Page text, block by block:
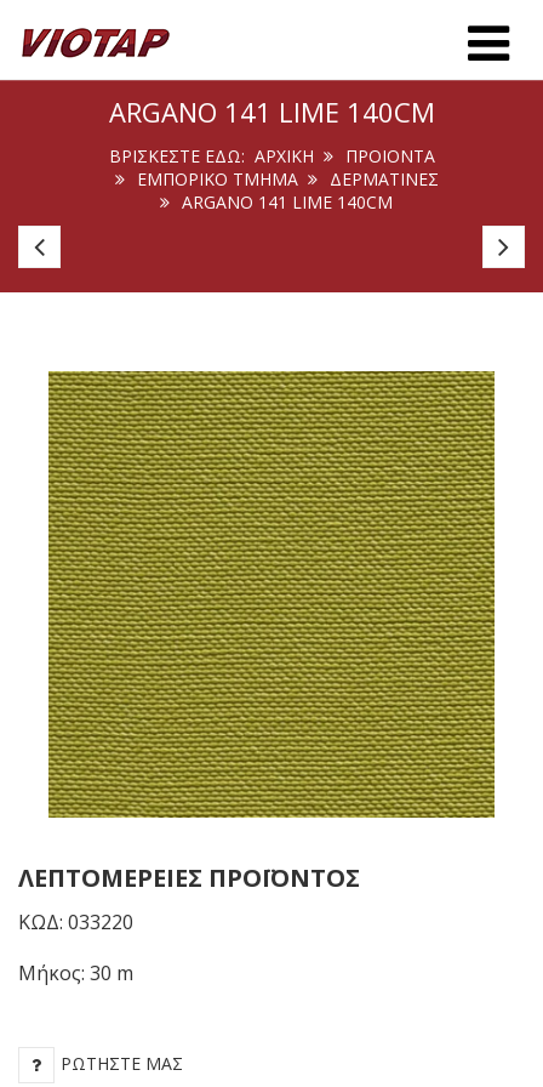
Toggle
ARGANO 141 LIME 140CM
ΒΡΊΣΚΕΣΤΕ ΕΔΏ: ΑΡΧΙΚΉ
ΠΡΟΙΟΝΤΑ
ΕΜΠΟΡΙΚΟ ΤΜΗΜΑ
ΔΕΡΜΑΤΙΝΕΣ
ARGANO 141 LIME 140CM
Agnona
102
ΛΕΠΤΟΜΈΡΕΙΕΣ ΠΡΟΪΌΝΤΟΣ
ΚΩΔ: 033220
Μήκος: 30 m
ΡΩΤΉΣΤΕ ΜΑΣ